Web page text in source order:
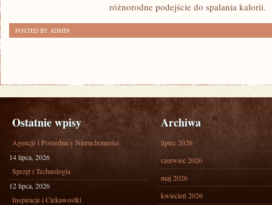
różnorodne podejście do spalania kalorii.
POSTED BY ADMIN
Ostatnie wpisy
Agencje i Pośrednicy Nieruchomości
14 lipca, 2026
Sprzęt i Technologia
12 lipca, 2026
Inspiracje i Ciekawostki
Archiwa
lipiec 2026
czerwiec 2026
maj 2026
kwiecień 2026